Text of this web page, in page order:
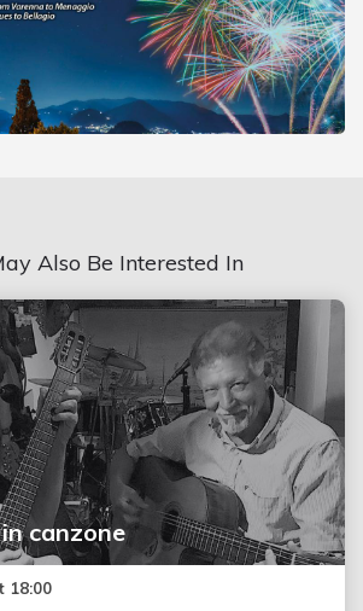
Also Be Interested In
canzone
18:00